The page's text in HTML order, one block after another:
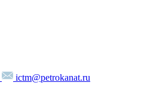
ictm@petrokanat.ru